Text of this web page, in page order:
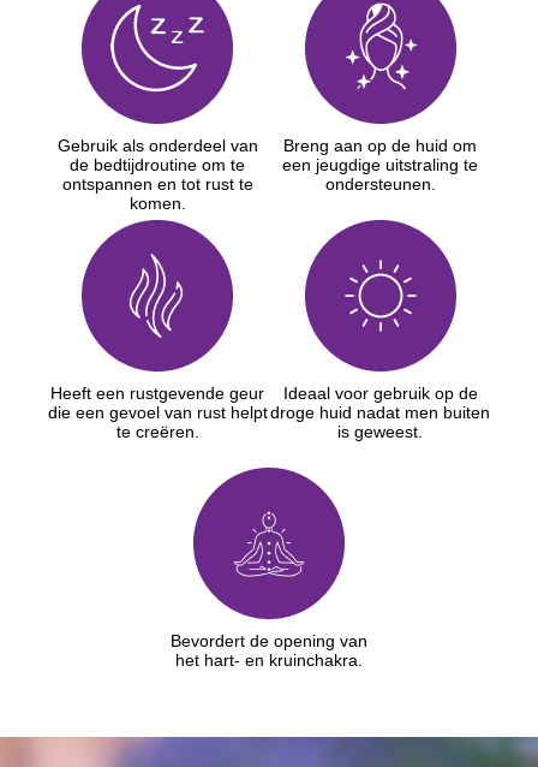
Gebruik als onderdeel van
de bedtijdroutine om te
ontspannen en tot rust te
komen.
Breng aan op de huid om
een jeugdige uitstraling te
ondersteunen.
Heeft een rustgevende geur
die een gevoel van rust helpt
te creëren.
Ideaal voor gebruik op de
droge huid nadat men buiten
is geweest.
Bevordert de opening van
het hart- en kruinchakra.